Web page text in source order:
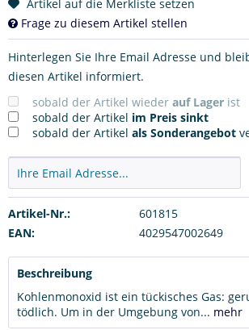
Artikel auf die Merkliste setzen
Frage zu diesem Artikel stellen
Hinterlegen Sie Ihre Email Adresse und
diesen Artikel informiert.
sobald der Artikel wieder auf Lager ist
sobald der Artikel im Preis sinkt
sobald der Artikel als Sonderangebot
Artikel-Nr.:
601815
EAN:
4029547002649
Beschreibung
Kohlenmonoxid ist ein tückisches Gas:
tödlich. Um in der Umgebung von... mehr